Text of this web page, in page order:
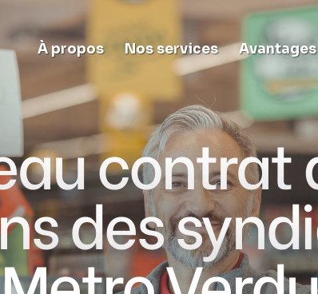
À propos Nos services Avantages
contrat
des